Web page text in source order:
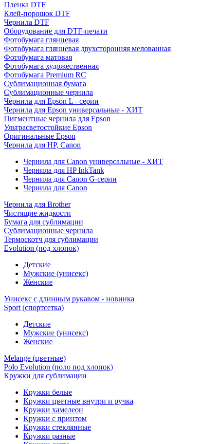
Пленка DTF
Клей-порошок DTF
Чернила DTF
Оборудование для DTF-печати
Фотобумага глянцевая
Фотобумага глянцевая двухсторонняя мелованная
Фотобумага матовая
Фотобумага художественная
Фотобумага Premium RC
Сублимационная бумага
Сублимационные чернила
Чернила для Epson L - серии
Чернила для Epson универсальные - ХИТ
Пигментные чернила для Epson
Ультрасветостойкие Epson
Оригинальные Epson
Чернила для HP, Canon
Чернила для Canon универсальные - ХИТ
Чернила для HP InkTank
Чернила для Canon G-серии
Чернила для Canon
Чернила для Brother
Чистящие жидкости
Бумага для сублимации
Сублимационные чернила
Термоскотч для сублимации
Evolution (под хлопок)
Детские
Мужские (унисекс)
Женские
Унисекс с длинным рукавом - новинка
Sport (спортсетка)
Детские
Мужские (унисекс)
Женские
Melange (цветные)
Polo Evolution (поло под хлопок)
Кружки для сублимации
Кружки белые
Кружки цветные внутри и ручка
Кружки хамелеон
Кружки c принтом
Кружки стеклянные
Кружки разные